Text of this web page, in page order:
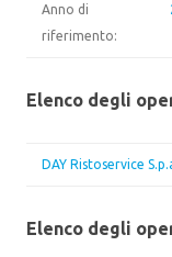
Anno di
riferimento:
Elenco degli
DAY Ristoservice
Elenco degli